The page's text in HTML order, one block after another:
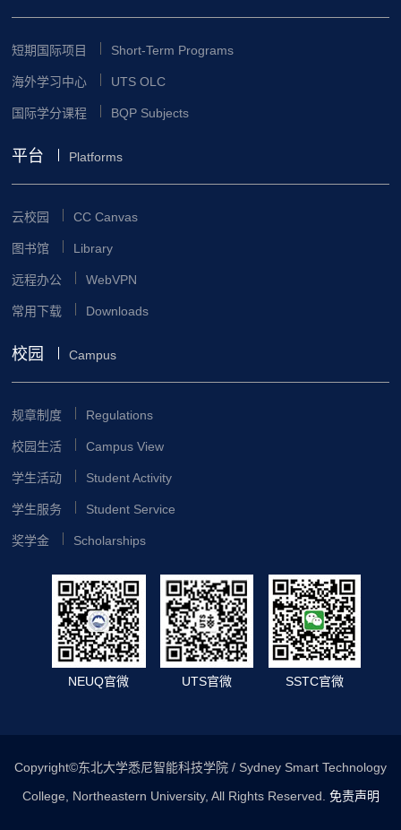
短期国际项目 Short-Term Programs
海外学习中心 UTS OLC
国际学分课程 BQP Subjects
平台 Platforms
云校园 CC Canvas
图书馆 Library
远程办公 WebVPN
常用下载 Downloads
校园 Campus
规章制度 Regulations
校园生活 Campus View
学生活动 Student Activity
学生服务 Student Service
奖学金 Scholarships
NEUQ官微 UTS官微 SSTC官微
Copyright©东北大学悉尼智能科技学院 / Sydney Smart Technology
College, Northeastern University, All Rights Reserved. 免责声明